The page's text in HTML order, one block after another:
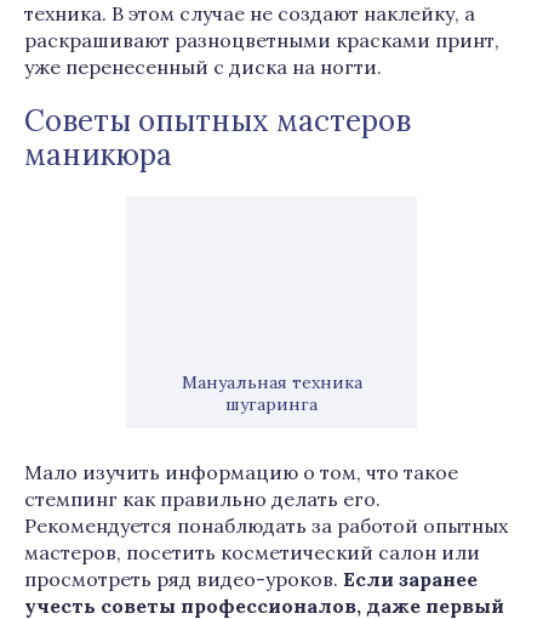
техника. В этом случае не создают наклейку, а
раскрашивают разноцветными красками принт,
уже перенесенный с диска на ногти.
Советы опытных мастеров
маникюра
Мануальная техника
шугаринга
Мало изучить информацию о том, что такое
стемпинг как правильно делать его.
Рекомендуется понаблюдать за работой опытных
мастеров, посетить косметический салон или
просмотреть ряд видео-уроков. Если заранее
учесть советы профессионалов, даже первый